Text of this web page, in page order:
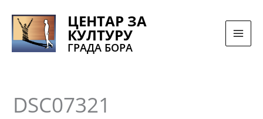
sadržaj
ЦЕНТАР ЗА
КУЛТУРУ
ГРАДА БОРА
DSC07321